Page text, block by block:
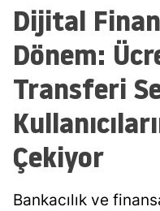
Dijital
Dönem:
Transferi
Çekiyor
Bankacılık ve